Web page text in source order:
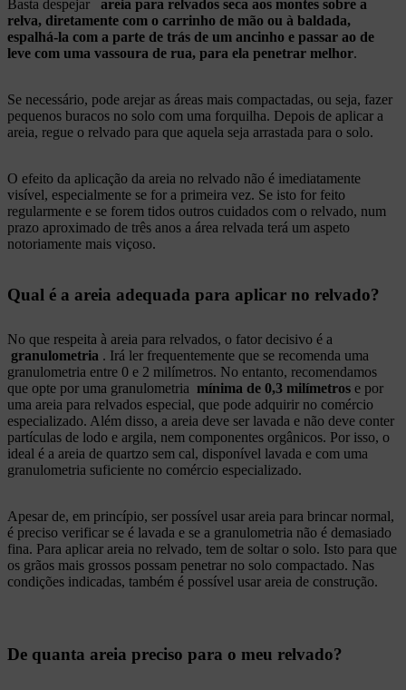
Basta despejar
areia para relvados seca aos montes sobre a
relva, diretamente com o carrinho de mão ou à baldada,
espalhá-la com a parte de trás de um ancinho e passar ao de
leve com uma vassoura de rua, para ela penetrar melhor.
Se necessário, pode arejar as áreas mais compactadas, ou seja, fazer
pequenos buracos no solo com uma forquilha. Depois de aplicar a
areia, regue o relvado para que aquela seja arrastada para o solo.
O efeito da aplicação da areia no relvado não é imediatamente
visível, especialmente se for a primeira vez. Se isto for feito
regularmente e se forem tidos outros cuidados com o relvado, num
prazo aproximado de três anos a área relvada terá um aspeto
notoriamente mais viçoso.
Qual é a areia adequada para aplicar no relvado?
No que respeita à areia para relvados, o fator decisivo é a
granulometria . Irá ler frequentemente que se recomenda uma
granulometria entre 0 e 2 milímetros. No entanto, recomendamos
que opte por uma granulometria mínima de 0,3 milímetros e por
uma areia para relvados especial, que pode adquirir no comércio
especializado. Além disso, a areia deve ser lavada e não deve conter
partículas de lodo e argila, nem componentes orgânicos. Por isso, o
ideal é a areia de quartzo sem cal, disponível lavada e com uma
granulometria suficiente no comércio especializado.
Apesar de, em princípio, ser possível usar areia para brincar normal,
é preciso verificar se é lavada e se a granulometria não é demasiado
fina. Para aplicar areia no relvado, tem de soltar o solo. Isto para que
os grãos mais grossos possam penetrar no solo compactado. Nas
condições indicadas, também é possível usar areia de construção.
De quanta areia preciso para o meu relvado?